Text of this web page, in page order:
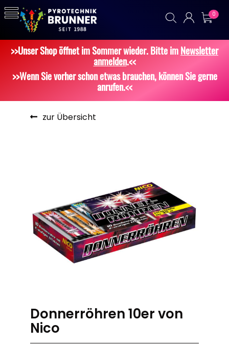
0
>>Unser Shop öffnet im Sommer wieder. Bitte imNewsletter
anmelden.<<
>>Wenn Sie vorher schon etwas brauchen, können Sie gerne
anrufen.<<
zur Übersicht
Donnerröhren 10er von
Nico